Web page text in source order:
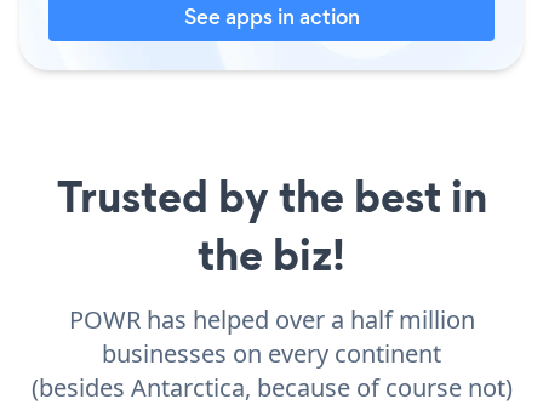
See apps in action
Trusted by the best in
the biz!
POWR has helped over a half million
businesses on every continent
(besides Antarctica, because of course not)